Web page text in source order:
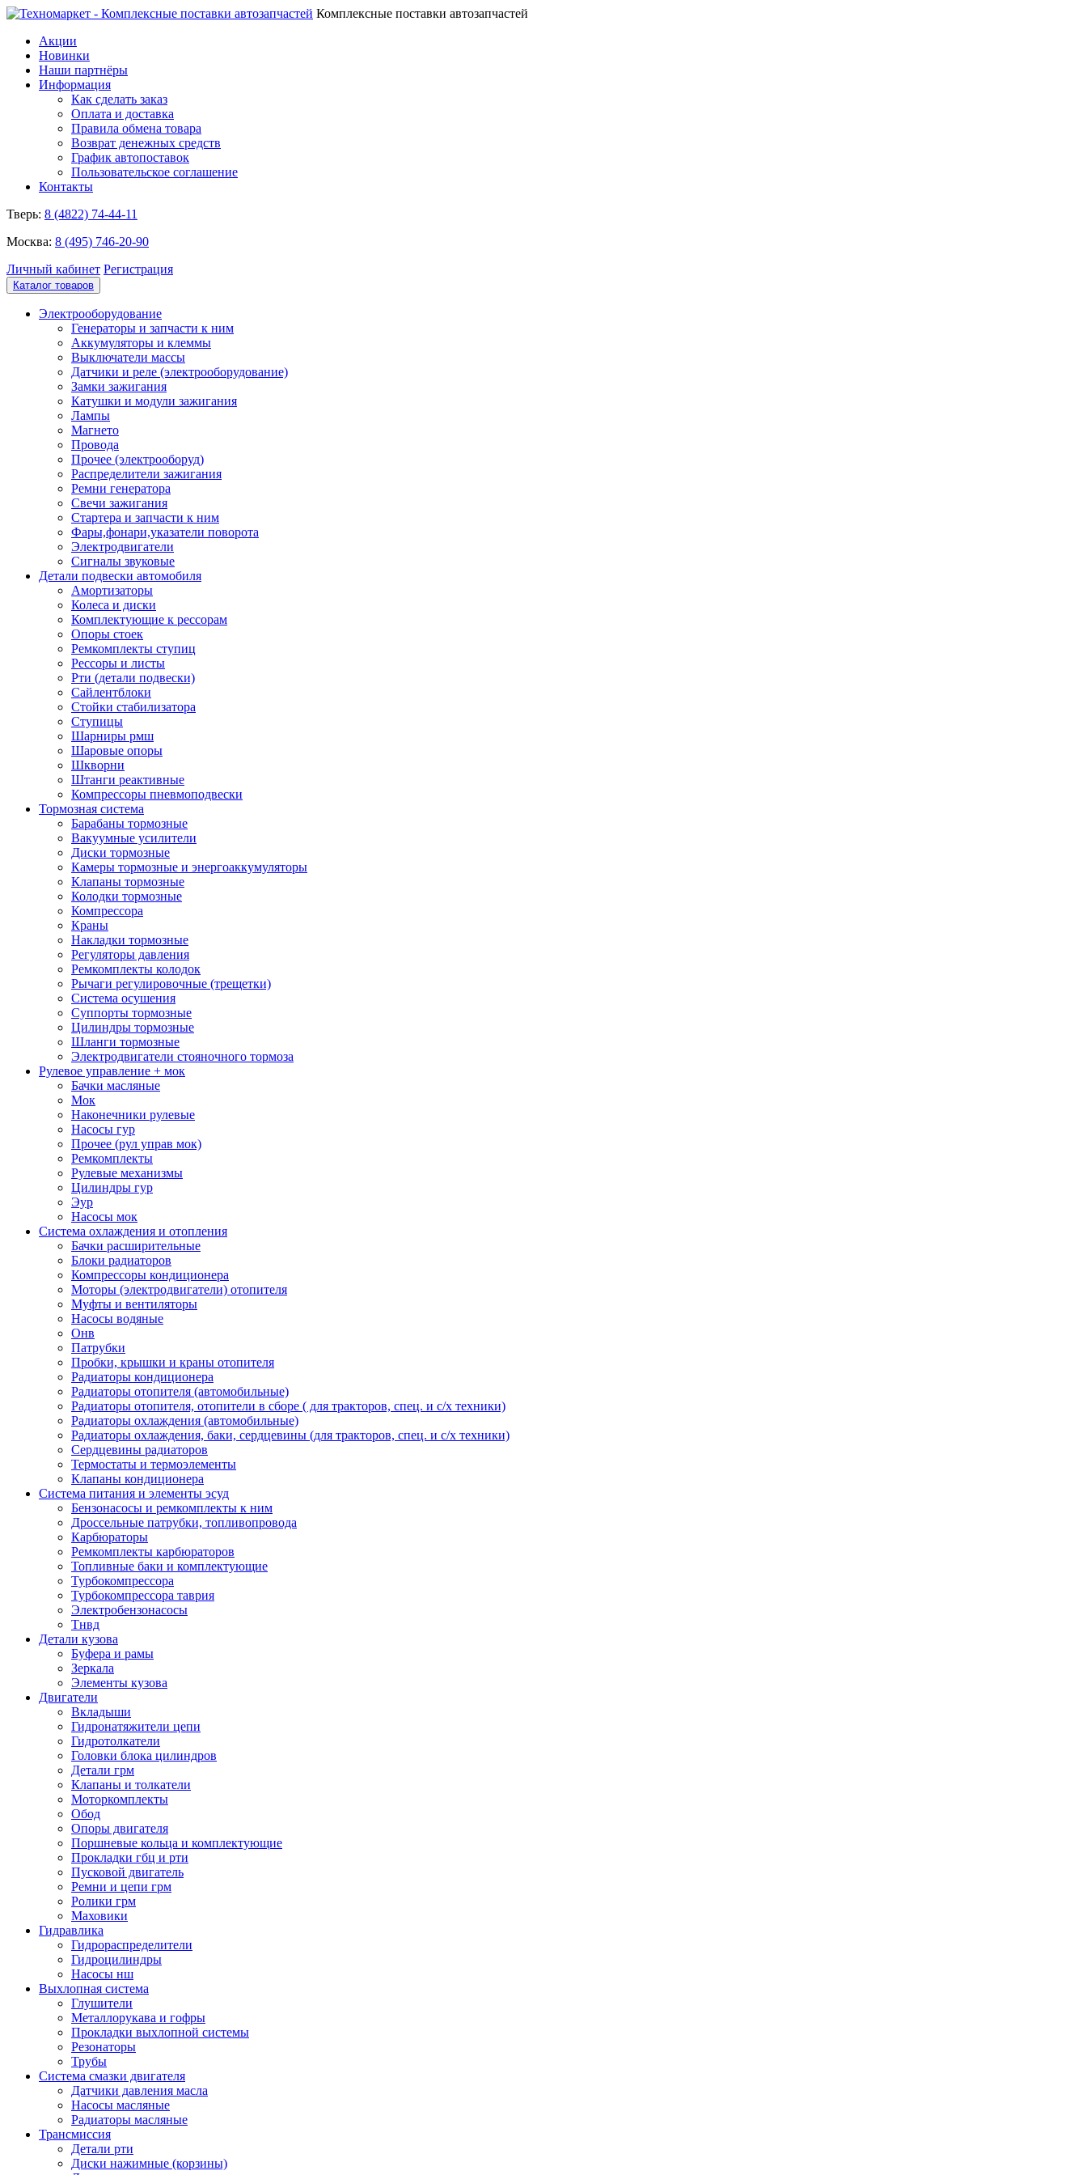
Комплексные поставки автозапчастей
Акции
Новинки
Наши партнёры
Информация
Как сделать заказ
Оплата и доставка
Правила обмена товара
Возврат денежных средств
График автопоставок
Пользовательское соглашение
Контакты
Тверь: 8 (4822) 74-44-11
Москва: 8 (495) 746-20-90
Личный кабинет Регистрация
Каталог товаров
Электрооборудование
Генераторы и запчасти к ним
Аккумуляторы и клеммы
Выключатели массы
Датчики и реле (электрооборудование)
Замки зажигания
Катушки и модули зажигания
Лампы
Магнето
Провода
Прочее (электрооборуд)
Распределители зажигания
Ремни генератора
Свечи зажигания
Стартера и запчасти к ним
Фары,фонари,указатели поворота
Электродвигатели
Сигналы звуковые
Детали подвески автомобиля
Амортизаторы
Колеса и диски
Комплектующие к рессорам
Опоры стоек
Ремкомплекты ступиц
Рессоры и листы
Рти (детали подвески)
Сайлентблоки
Стойки стабилизатора
Ступицы
Шарниры рмш
Шаровые опоры
Шкворни
Штанги реактивные
Компрессоры пневмоподвески
Тормозная система
Барабаны тормозные
Вакуумные усилители
Диски тормозные
Камеры тормозные и энергоаккумуляторы
Клапаны тормозные
Колодки тормозные
Компрессора
Краны
Накладки тормозные
Регуляторы давления
Ремкомплекты колодок
Рычаги регулировочные (трещетки)
Система осушения
Суппорты тормозные
Цилиндры тормозные
Шланги тормозные
Электродвигатели стояночного тормоза
Рулевое управление + мок
Бачки масляные
Мок
Наконечники рулевые
Насосы гур
Прочее (рул управ мок)
Ремкомплекты
Рулевые механизмы
Цилиндры гур
Эур
Насосы мок
Система охлаждения и отопления
Бачки расширительные
Блоки радиаторов
Компрессоры кондиционера
Моторы (электродвигатели) отопителя
Муфты и вентиляторы
Насосы водяные
Онв
Патрубки
Пробки, крышки и краны отопителя
Радиаторы кондиционера
Радиаторы отопителя (автомобильные)
Радиаторы отопителя, отопители в сборе ( для тракторов, спец. и с/х техники)
Радиаторы охлаждения (автомобильные)
Радиаторы охлаждения, баки, сердцевины (для тракторов, спец. и с/х техники)
Сердцевины радиаторов
Термостаты и термоэлементы
Клапаны кондиционера
Система питания и элементы эсуд
Бензонасосы и ремкомплекты к ним
Дроссельные патрубки, топливопровода
Карбюраторы
Ремкомплекты карбюраторов
Топливные баки и комплектующие
Турбокомпрессора
Турбокомпрессора таврия
Электробензонасосы
Тнвд
Детали кузова
Буфера и рамы
Зеркала
Элементы кузова
Двигатели
Вкладыши
Гидронатяжители цепи
Гидротолкатели
Головки блока цилиндров
Детали грм
Клапаны и толкатели
Моторкомплекты
Обод
Опоры двигателя
Поршневые кольца и комплектующие
Прокладки гбц и рти
Пусковой двигатель
Ремни и цепи грм
Ролики грм
Маховики
Гидравлика
Гидрораспределители
Гидроцилиндры
Насосы нш
Выхлопная система
Глушители
Металлорукава и гофры
Прокладки выхлопной системы
Резонаторы
Трубы
Система смазки двигателя
Датчики давления масла
Насосы масляные
Радиаторы масляные
Трансмиссия
Детали рти
Диски нажимные (корзины)